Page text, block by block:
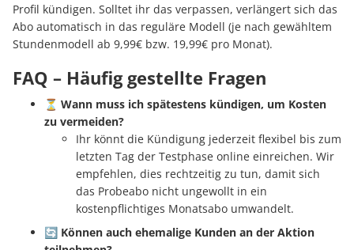
Profil kündigen. Solltet ihr das verpassen, verlängert sich das
Abo automatisch in das reguläre Modell (je nach gewähltem
Stundenmodell ab 9,99€ bzw. 19,99€ pro Monat).
FAQ – Häufig gestellte Fragen
⏳ Wann muss ich spätestens kündigen, um Kosten
zu vermeiden?
Ihr könnt die Kündigung jederzeit flexibel bis zum
letzten Tag der Testphase online einreichen. Wir
empfehlen, dies rechtzeitig zu tun, damit sich
das Probeabo nicht ungewollt in ein
kostenpflichtiges Monatsabo umwandelt.
🔄 Können auch ehemalige Kunden an der Aktion